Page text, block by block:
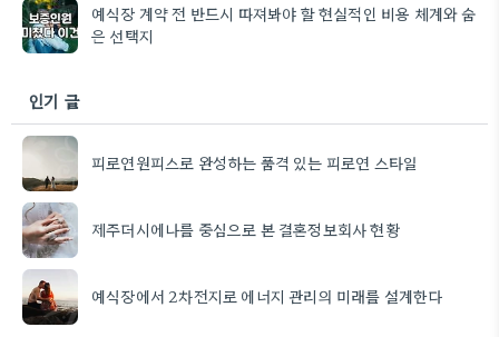
예식장 계약 전 반드시 따져봐야 할 현실적인 비용 체계와 숨
은 선택지
인기 글
피로연원피스로 완성하는 품격 있는 피로연 스타일
제주더시에나를 중심으로 본 결혼정보회사 현황
예식장에서 2차전지로 에너지 관리의 미래를 설계한다